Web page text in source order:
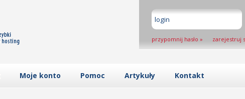
przypomnij hasło » zarejestruj
Moje konto Pomoc Artykuły Kontakt